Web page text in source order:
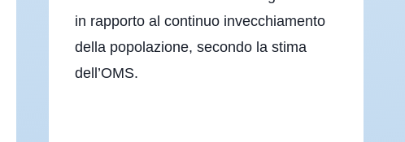
in rapporto al continuo invecchiamento
della popolazione, secondo la stima
dell’OMS.